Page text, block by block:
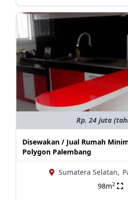
Rp. 24 juta
Disewakan / Jual Rumah
Polygon Palembang
Sumatera Selatan,
98m2